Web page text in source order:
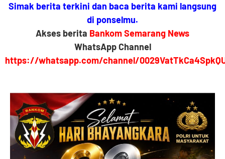
Simak berita terkini dan baca berita kami langsung
di ponselmu.
Akses berita Bankom Semarang News
WhatsApp Channel
https://whatsapp.com/channel/